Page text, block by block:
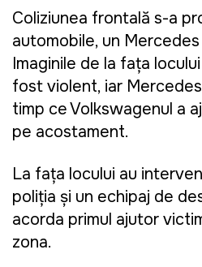
Coliziunea frontală s-a
automobile, un
Imaginile de la fața
fost violent, iar
timp ce Volkswagenul a
pe acostament.
La fața locului au
poliția și un echipaj de
acorda primul ajutor
zona.